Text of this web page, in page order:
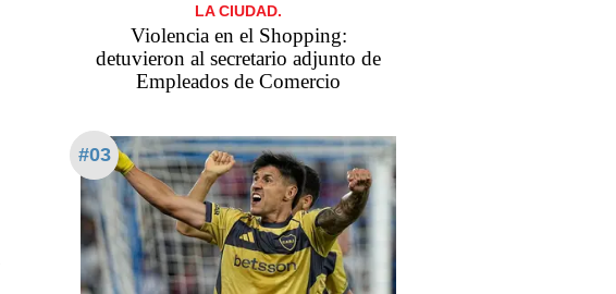
LA CIUDAD.
Violencia en el Shopping:
detuvieron al secretario adjunto de
Empleados de Comercio
#03